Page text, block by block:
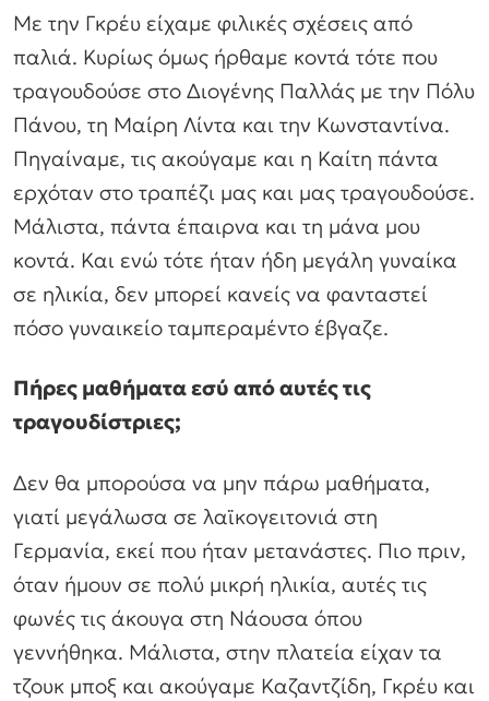
Με την Γκρέυ είχαμε φιλικές σχέσεις από
παλιά. Κυρίως όμως ήρθαμε κοντά τότε που
τραγουδούσε στο Διογένης Παλλάς με την Πόλυ
Πάνου, τη Μαίρη Λίντα και την Κωνσταντίνα.
Πηγαίναμε, τις ακούγαμε και η Καίτη πάντα
ερχόταν στο τραπέζι μας και μας τραγουδούσε.
Μάλιστα, πάντα έπαιρνα και τη μάνα μου
κοντά. Και ενώ τότε ήταν ήδη μεγάλη γυναίκα
σε ηλικία, δεν μπορεί κανείς να φανταστεί
πόσο γυναικείο ταμπεραμέντο έβγαζε.
Πήρες μαθήματα εσύ από αυτές τις
τραγουδίστριες;
Δεν θα μπορούσα να μην πάρω μαθήματα,
γιατί μεγάλωσα σε λαϊκογειτονιά στη
Γερμανία, εκεί που ήταν μετανάστες. Πιο πριν,
όταν ήμουν σε πολύ μικρή ηλικία, αυτές τις
φωνές τις άκουγα στη Νάουσα όπου
γεννήθηκα. Μάλιστα, στην πλατεία είχαν τα
τζουκ μποξ και ακούγαμε Καζαντζίδη, Γκρέυ και